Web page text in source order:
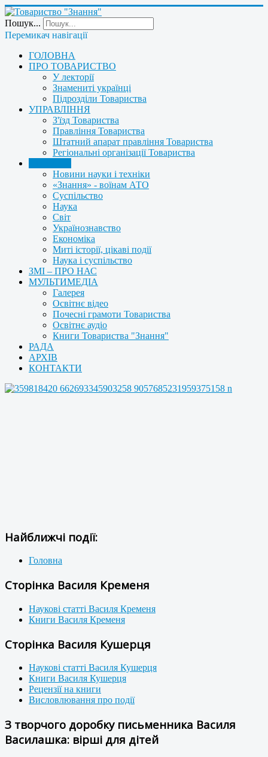
Пошук...
Перемикач навігації
ГОЛОВНА
ПРО ТОВАРИСТВО
У лекторії
Знамениті українці
Підрозділи Товариства
УПРАВЛІННЯ
З'їзд Товариства
Правління Товариства
Штатний апарат правління Товариства
Регіональні організації Товариства
Новини науки і техніки
«Знання» - воїнам АТО
Суспільство
Наука
Світ
Українознавство
Економіка
Миті історії, цікаві події
Наука і суспільство
ЗМІ – ПРО НАС
МУЛЬТИМЕДІА
Галерея
Освітнє відео
Почесні грамоти Товариства
Освітнє аудіо
Книги Товариства "Знання"
РАДА
АРХІВ
КОНТАКТИ
Найближчі події:
Головна
Сторінка Василя Кременя
Наукові статті Василя Кременя
Книги Василя Кременя
Сторінка Василя Кушерця
Наукові статті Василя Кушерця
Книги Василя Кушерця
Рецензії на книги
Висловлювання про події
З творчого доробку письменника Василя
Василашка: вірші для дітей